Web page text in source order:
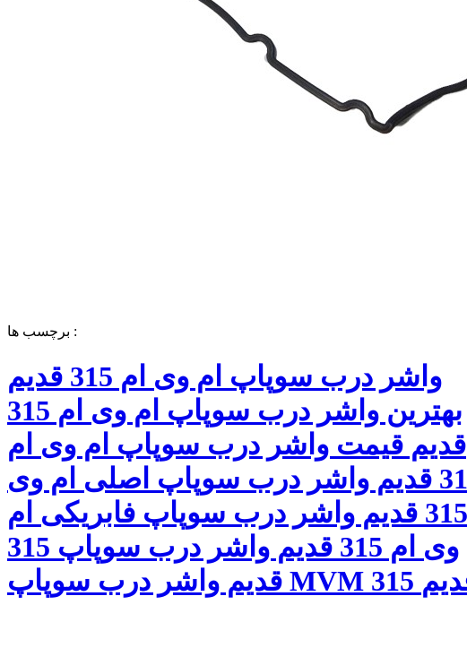
برچسب ها :
واشر درب سوپاپ ام وی ام 315 قدیم
بهترین واشر درب سوپاپ ام وی ام 315
قدیم قیمت واشر درب سوپاپ ام وی ام
315 قدیم واشر درب سوپاپ اصلی ام وی
ام 315 قدیم واشر درب سوپاپ فابریکی ام
وی ام 315 قدیم واشر درب سوپاپ 315